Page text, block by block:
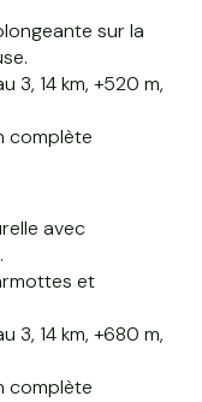
sur la
3, 14 km, +520 m,
complète
avec
et
3, 14 km, +680 m,
complète